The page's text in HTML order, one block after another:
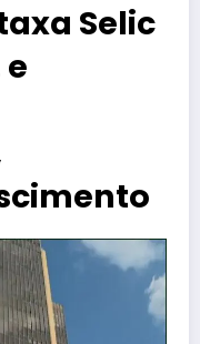
Selic